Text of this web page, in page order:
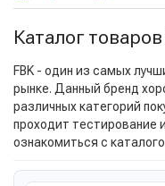
Каталог
FBK - один из самых
рынке. Данный бренд
различных категорий
проходит тестирование
ознакомиться с